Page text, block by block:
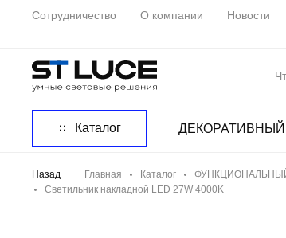
Сотрудничество О компании Новости
Каталог
Назад Главная Каталог
Светильник накладной LED 27W 4000K